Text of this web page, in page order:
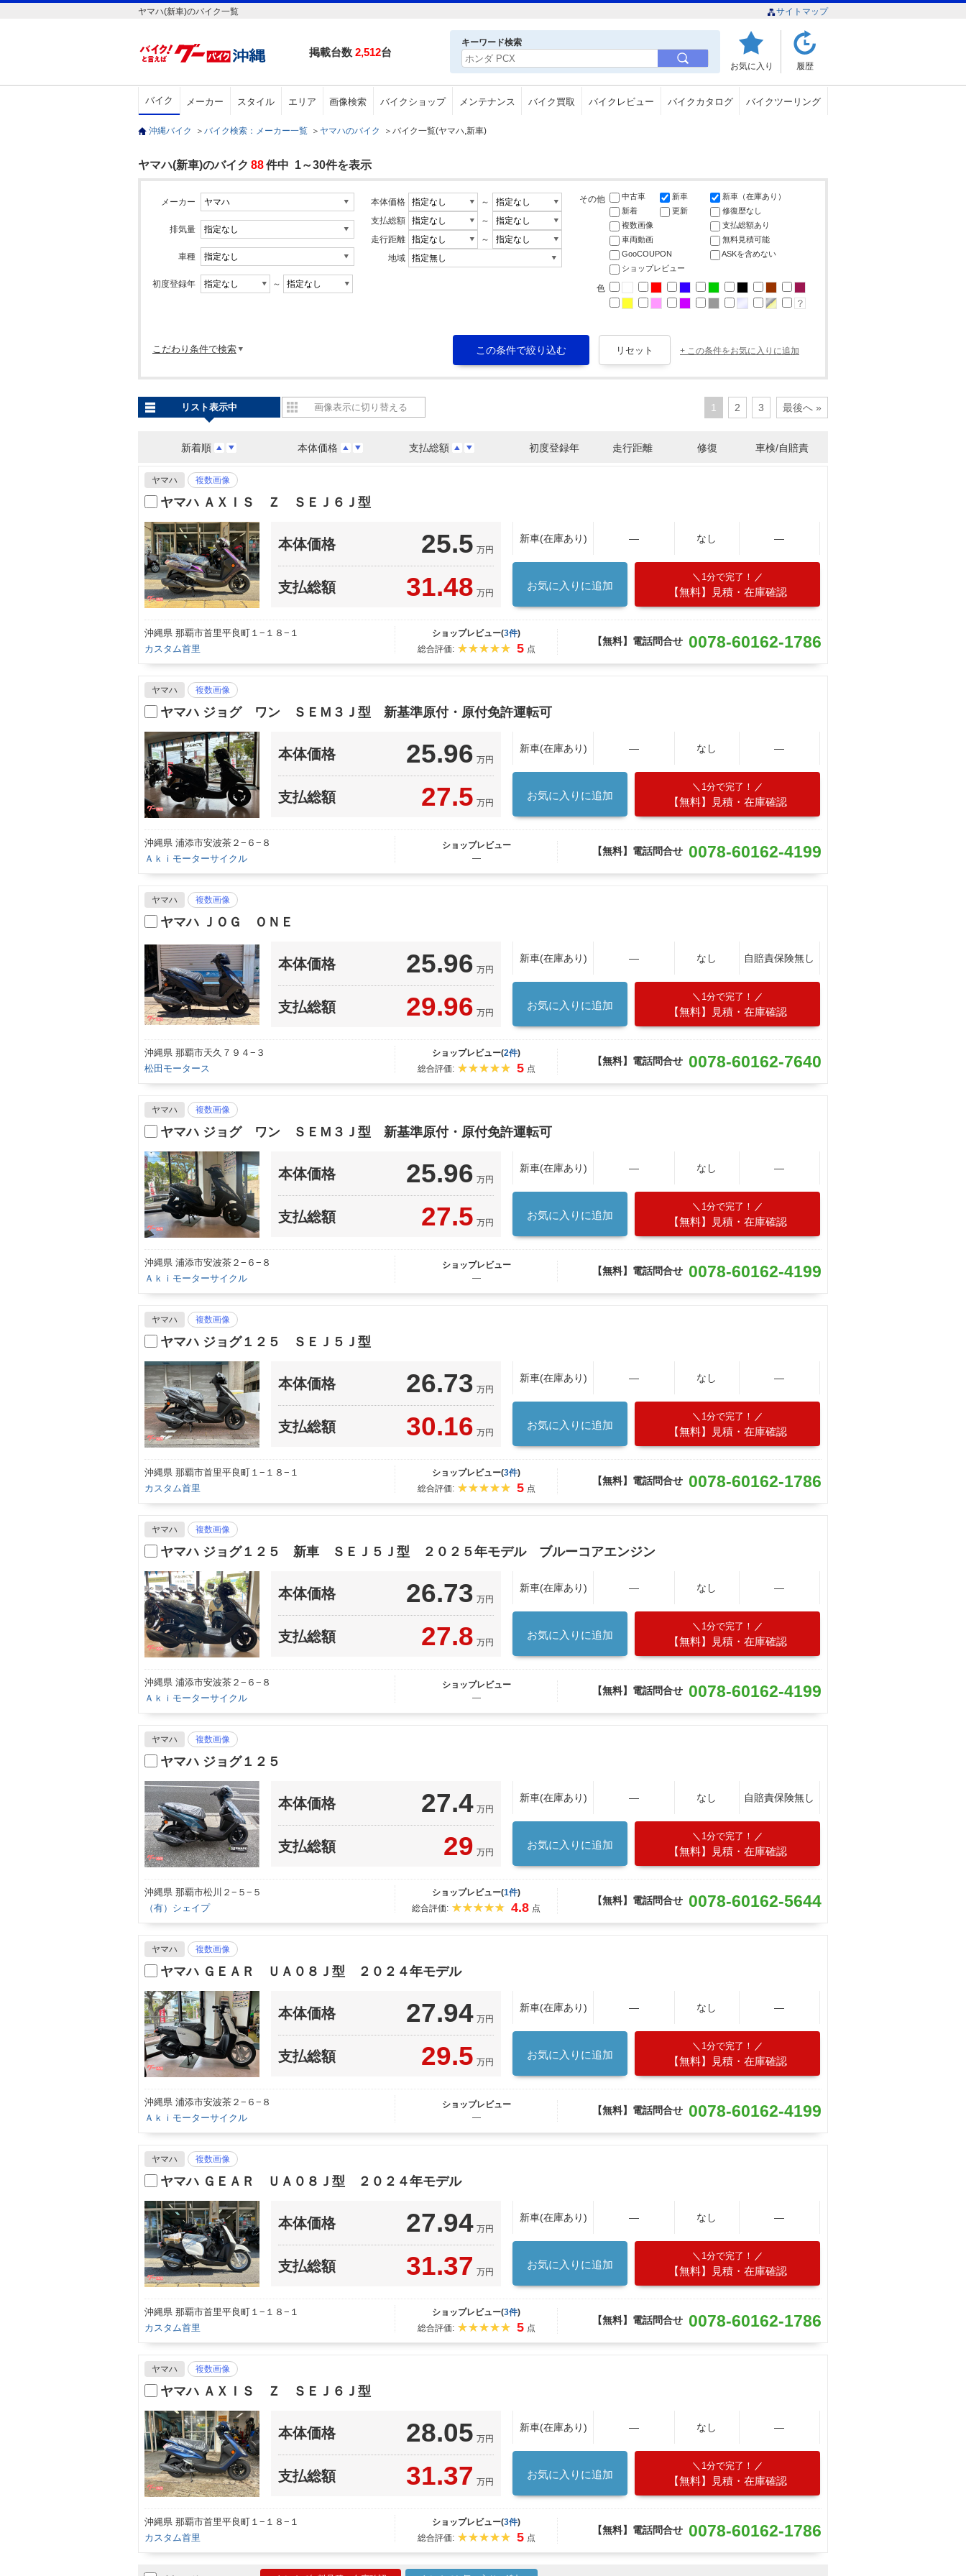
ヤマハ(新車)のバイク一覧 サイトマップ
掲載台数 2,512台
キーワード検索
お気に入り 履歴
バイク メーカー スタイル エリア 画像検索 バイクショップ メンテナンス バイク買取 バイクレビュー バイクカタログ バイクツーリング
沖縄バイク ＞ バイク検索：メーカー一覧 ＞ ヤマハのバイク ＞ バイク一覧(ヤマハ,新車)
ヤマハ(新車)のバイク 88件中 1～30件を表示
メーカー
排気量
車種
初度登録年 ～
本体価格
～
支払総額
～
走行距離
～
地域
その他 中古車 新車
新車（在庫あり）
新着
更新
修復歴なし
複数画像
支払総額あり
車両動画
無料見積可能
GooCOUPON
ASKを含めない
ショップレビュー
色
こだわり条件で検索 + この条件をお気に入りに追加
1 2 3 最後へ »
新着順 本体価格 支払総額 初度登録年 走行距離 修復 車検/自賠責
リスト表示中 画像表示に切り替える
ヤマハ 複数画像
ヤマハ ＡＸＩＳ Ｚ ＳＥＪ６Ｊ型
本体価格 25.5 万円
支払総額 31.48 万円
新車(在庫あり) ― なし ―
お気に入りに追加
1分で完了！
【無料】見積・在庫確認
沖縄県 那覇市首里平良町１−１８−１
カスタム首里
ショップレビュー(3件)
総合評価:
5 点
【無料】電話問合せ 0078-60162-1786
ヤマハ 複数画像
ヤマハ ジョグ ワン ＳＥＭ３Ｊ型 新基準原付・原付免許運転可
本体価格 25.96 万円
支払総額 27.5 万円
新車(在庫あり) ― なし ―
お気に入りに追加
1分で完了！
【無料】見積・在庫確認
沖縄県 浦添市安波茶２−６−８
Ａｋｉモーターサイクル
ショップレビュー
―
【無料】電話問合せ 0078-60162-4199
ヤマハ 複数画像
ヤマハ ＪＯＧ ＯＮＥ
本体価格 25.96 万円
支払総額 29.96 万円
新車(在庫あり) ― なし 自賠責保険無し
お気に入りに追加
1分で完了！
【無料】見積・在庫確認
沖縄県 那覇市天久７９４−３
松田モータース
ショップレビュー(2件)
総合評価:
5 点
【無料】電話問合せ 0078-60162-7640
ヤマハ 複数画像
ヤマハ ジョグ ワン ＳＥＭ３Ｊ型 新基準原付・原付免許運転可
本体価格 25.96 万円
支払総額 27.5 万円
新車(在庫あり) ― なし ―
お気に入りに追加
1分で完了！
【無料】見積・在庫確認
沖縄県 浦添市安波茶２−６−８
Ａｋｉモーターサイクル
ショップレビュー
―
【無料】電話問合せ 0078-60162-4199
ヤマハ 複数画像
ヤマハ ジョグ１２５ ＳＥＪ５Ｊ型
本体価格 26.73 万円
支払総額 30.16 万円
新車(在庫あり) ― なし ―
お気に入りに追加
1分で完了！
【無料】見積・在庫確認
沖縄県 那覇市首里平良町１−１８−１
カスタム首里
ショップレビュー(3件)
総合評価:
5 点
【無料】電話問合せ 0078-60162-1786
ヤマハ 複数画像
ヤマハ ジョグ１２５ 新車 ＳＥＪ５Ｊ型 ２０２５年モデル ブルーコアエンジン
本体価格 26.73 万円
支払総額 27.8 万円
新車(在庫あり) ― なし ―
お気に入りに追加
1分で完了！
【無料】見積・在庫確認
沖縄県 浦添市安波茶２−６−８
Ａｋｉモーターサイクル
ショップレビュー
―
【無料】電話問合せ 0078-60162-4199
ヤマハ 複数画像
ヤマハ ジョグ１２５
本体価格 27.4 万円
支払総額 29 万円
新車(在庫あり) ― なし 自賠責保険無し
お気に入りに追加
1分で完了！
【無料】見積・在庫確認
沖縄県 那覇市松川２−５−５
（有）シェイプ
ショップレビュー(1件)
総合評価:
4.8 点
【無料】電話問合せ 0078-60162-5644
ヤマハ 複数画像
ヤマハ ＧＥＡＲ ＵＡ０８Ｊ型 ２０２４年モデル
本体価格 27.94 万円
支払総額 29.5 万円
新車(在庫あり) ― なし ―
お気に入りに追加
1分で完了！
【無料】見積・在庫確認
沖縄県 浦添市安波茶２−６−８
Ａｋｉモーターサイクル
ショップレビュー
―
【無料】電話問合せ 0078-60162-4199
ヤマハ 複数画像
ヤマハ ＧＥＡＲ ＵＡ０８Ｊ型 ２０２４年モデル
本体価格 27.94 万円
支払総額 31.37 万円
新車(在庫あり) ― なし ―
お気に入りに追加
1分で完了！
【無料】見積・在庫確認
沖縄県 那覇市首里平良町１−１８−１
カスタム首里
ショップレビュー(3件)
総合評価:
5 点
【無料】電話問合せ 0078-60162-1786
ヤマハ 複数画像
ヤマハ ＡＸＩＳ Ｚ ＳＥＪ６Ｊ型
本体価格 28.05 万円
支払総額 31.37 万円
新車(在庫あり) ― なし ―
お気に入りに追加
1分で完了！
【無料】見積・在庫確認
沖縄県 那覇市首里平良町１−１８−１
カスタム首里
ショップレビュー(3件)
総合評価:
5 点
【無料】電話問合せ 0078-60162-1786